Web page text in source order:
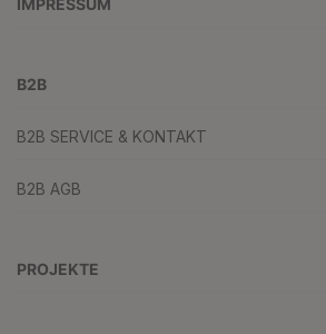
IMPRESSUM
B2B
B2B SERVICE & KONTAKT
B2B AGB
PROJEKTE